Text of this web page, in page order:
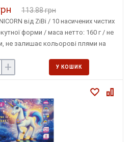
113.88 грн
від ZiBi / 10 насичених чистих
форми / маса нетто: 160 г / не
не залишає кольорові плями на
+ У КОШИК